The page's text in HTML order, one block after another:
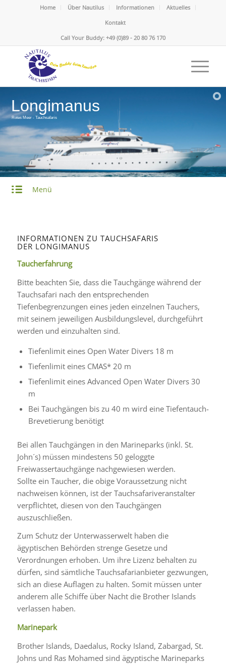
Home Über Nautilus Informationen
Aktuelles
Kontakt
Call Your Buddy: +49 (0)89 - 20 80 76 170
Longimanus
Rotes Meer - Tauchsafaris
Menü
INFORMATIONEN ZU TAUCHSAFARIS
DER LONGIMANUS
Taucherfahrung
Bitte beachten Sie, dass die Tauchgänge während der
Tauchsafari nach den entsprechenden
Tiefenbegrenzungen eines jeden einzelnen Tauchers,
mit seinem jeweiligen Ausbildungslevel, durchgeführt
werden und einzuhalten sind.
Tiefenlimit eines Open Water Divers 18 m
Tiefenlimit eines CMAS* 20 m
Tiefenlimit eines Advanced Open Water Divers 30
m
Bei Tauchgängen bis zu 40 m wird eine Tiefentauch-
Brevetierung benötigt
Bei allen Tauchgängen in den Marineparks (inkl. St.
John´s) müssen mindestens 50 geloggte
Freiwassertauchgänge nachgewiesen werden.
Sollte ein Taucher, die obige Voraussetzung nicht
nachweisen können, ist der Tauchsafariveranstalter
verpflichtet, diesen von den Tauchgängen
auszuschließen.
Zum Schutz der Unterwasserwelt haben die
ägyptischen Behörden strenge Gesetze und
Verordnungen erhoben. Um ihre Lizenz behalten zu
dürfen, sind sämtliche Tauchsafarianbieter gezwungen,
sich an diese Auflagen zu halten. Somit müssen unter
anderem alle Schiffe über Nacht die Brother Islands
verlassen haben.
Marinepark
Brother Islands, Daedalus, Rocky Island, Zabargad, St.
Johns und Ras Mohamed sind ägyptische Marineparks